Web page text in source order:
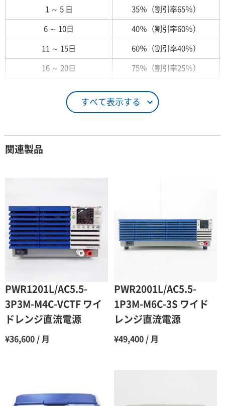
すべて表示する
1 ～ 5 日 35％（割引率65％）
6 ～ 10日 40％（割引率60％）
11 ～ 15日 60％（割引率40％）
16 ～ 20日 75％（割引率25％）
26日 ～ 1ヶ月 100％（割引率 0％）
3ヶ月 80％（割引率20％）
4ヶ月 75％（割引率25％）
5ヶ月
7ヶ月 60％（割引率 40％）
8ヶ月 55％（割引率45％）
50％（割引率50％）
関連製品
PWR1201L/AC5.5-
3P3M-M4C-VCTF ワイ
ドレンジ直流電源
¥36,600 / 月
PWR2001L/AC5.5-
1P3M-M6C-3S ワイド
レンジ直流電源
¥49,400 / 月